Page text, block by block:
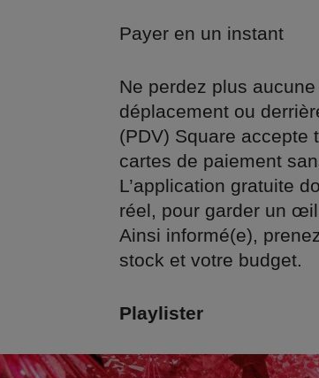
Payer en un instant
Ne perdez plus
déplacement ou
(PDV) Square accepte
cartes de paiement
L’application gratuite
réel, pour garder un
Ainsi informé(e),
stock et votre budget.
Playlister